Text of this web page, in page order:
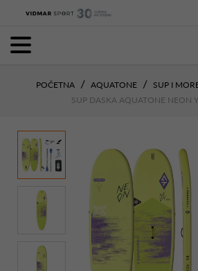
POČETNA AQUATONE SUP I
SUP DASKA AQUATONE NEON